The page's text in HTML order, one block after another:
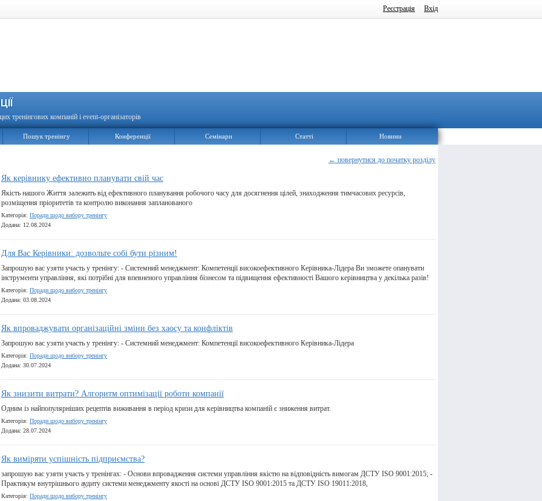
Реєстрація Вхід
тренінгових компаній і event-організаторів
Пошук тренінгу Конференції Семінари Статті Новини
← повернутися до початку розділу
Як керівнику ефективно планувати свій час
Якість нашого Життя залежить від ефективного планування робочого часу для досягнення цілей, знаходження тимчасових ресурсів,
розміщення пріоритетів та контролю виконання запланованого
Категорія: Поради щодо вибору тренінгу
Додана: 12.08.2024
Для Вас Керівники: дозвольте собі бути різним!
Запрошую вас узяти участь у тренінгу: - Системний менеджмент: Компетенції високоефективного Керівника-Лідера Ви зможете опанувати
інструменти управління, які потрібні для впевненого управління бізнесом та підвищення ефективності Вашого керівництва у декілька разів!
Категорія: Поради щодо вибору тренінгу
Додана: 03.08.2024
Як впроваджувати організаційні зміни без хаосу та конфліктів
Запрошую вас узяти участь у тренінгу: - Системний менеджмент: Компетенції високоефективного Керівника-Лідера
Категорія: Поради щодо вибору тренінгу
Додана: 30.07.2024
Як знизити витрати? Алгоритм оптимізації роботи компанії
Одним із найпопулярніших рецептів виживання в період кризи для керівництва компаній є зниження витрат.
Категорія: Поради щодо вибору тренінгу
Додана: 28.07.2024
Як виміряти успішність підприємства?
запрошую вас узяти участь у тренінгах: - Основи впровадження системи управління якістю на відповідність вимогам ДСТУ ISO 9001:2015; -
Практикум внутрішнього аудиту системи менеджменту якості на основі ДСТУ ISO 9001:2015 та ДСТУ ISO 19011:2018,
Категорія: Поради щодо вибору тренінгу